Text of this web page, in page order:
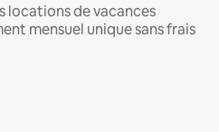
locations de vacances
mensuel unique sans frais